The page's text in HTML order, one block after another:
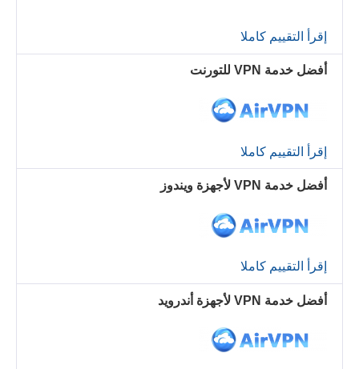
إقرأ التقييم كاملا
أفضل خدمة VPN للتورنت
إقرأ التقييم كاملا
أفضل خدمة VPN لأجهزة ويندوز
إقرأ التقييم كاملا
أفضل خدمة VPN لأجهزة أندرويد